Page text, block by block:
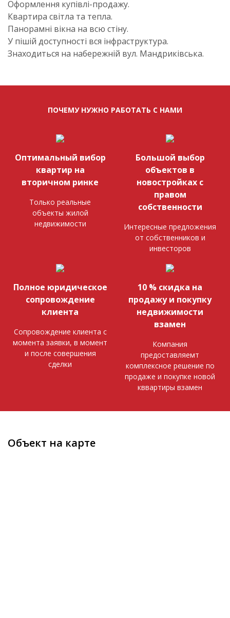
Оформлення купівлі-продажу.
Квартира світла та тепла.
Панорамні вікна на всю стіну.
У пішій доступності вся інфраструктура.
Знаходиться на набережній вул. Мандриківська.
ПОЧЕМУ НУЖНО РАБОТАТЬ С НАМИ
Оптимальный вибор
квартир на
вторичном ринке
Только реальные
объекты жилой
недвижимости
Большой выбор
объектов в
новостройках с
правом
собственности
Интересные предложения
от собственников и
инвесторов
Полное юридическое
сопровождение
клиента
Сопровождение клиента с
момента заявки, в момент
и после совершения
сделки
10 % скидка на
продажу и покупку
недвижимости
взамен
Компания
предоставляемт
комплексное решение по
продаже и покупке новой
кввартиры взамен
Объект на карте